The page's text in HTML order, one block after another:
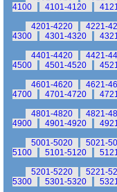
4100
4101-4120
4201-4220
4221-
4300
4301-4320
4401-4420
4421-
4500
4501-4520
4601-4620
4621-
4700
4701-4720
4801-4820
4821-
4900
4901-4920
5001-5020
5021-
5100
5101-5120
5201-5220
5221-
5300
5301-5320